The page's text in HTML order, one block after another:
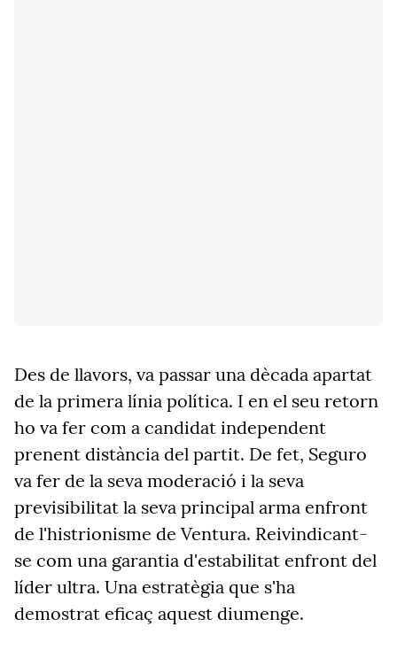
Des de llavors, va passar una dècada apartat
de la primera línia política. I en el seu retorn
ho va fer com a candidat independent
prenent distància del partit. De fet, Seguro
va fer de la seva moderació i la seva
previsibilitat la seva principal arma enfront
de l'histrionisme de Ventura. Reivindicant-
se com una garantia d'estabilitat enfront del
líder ultra. Una estratègia que s'ha
demostrat eficaç aquest diumenge.